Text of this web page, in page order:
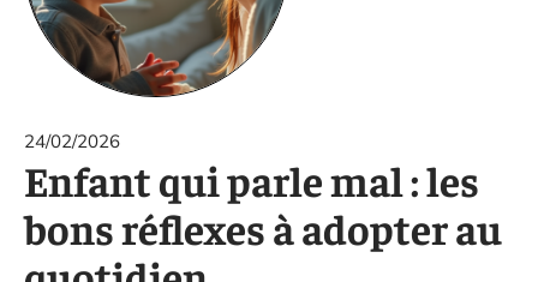
24/02/2026
Enfant qui parle mal : les
bons réflexes à adopter au